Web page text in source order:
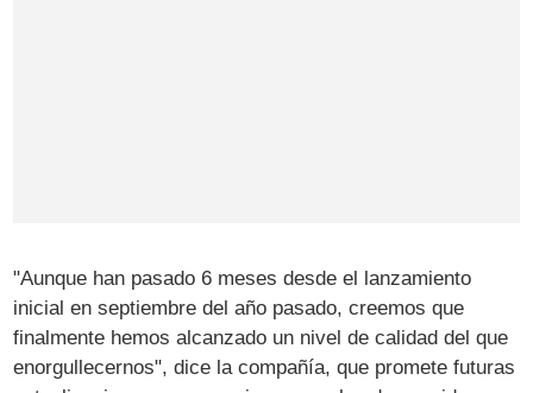
"Aunque han pasado 6 meses desde el lanzamiento
inicial en septiembre del año pasado, creemos que
finalmente hemos alcanzado un nivel de calidad del que
enorgullecernos", dice la compañía, que promete futuras